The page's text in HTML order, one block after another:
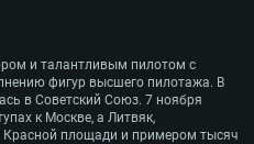
и талантливым пилотом с
фигур высшего пилотажа. В
в Советский Союз. 7 ноября
к Москве, а Литвяк,
площади и примером тысяч